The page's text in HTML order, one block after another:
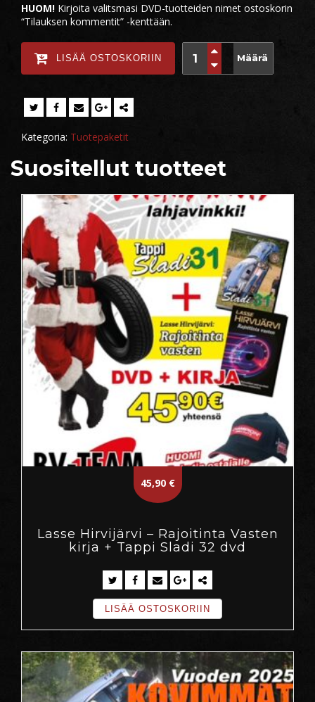
HUOM! Kirjoita valitsmasi DVD-tuotteiden nimet ostoskorin
“Tilauksen kommentit” -kenttään.
Määrä
LISÄÄ OSTOSKORIIN
Kategoria: Tuotepaketit
Suositellut tuotteet
45,90 €
Lasse Hirvijärvi – Rajoitinta Vasten
kirja + Tappi Sladi 32 dvd
LISÄÄ OSTOSKORIIN